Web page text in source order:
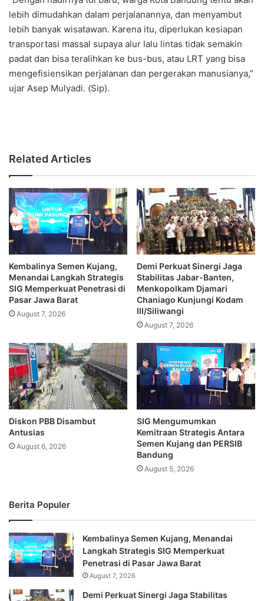
lebih dimudahkan dalam perjalanannya, dan menyambut
lebih banyak wisatawan. Karena itu, diperlukan kesiapan
transportasi massal supaya alur lalu lintas tidak semakin
padat dan bisa teralihkan ke bus-bus, atau LRT yang bisa
mengefisiensikan perjalanan dan pergerakan manusianya,”
ujar Asep Mulyadi. (Sip).
Related Articles
Kembalinya Semen Kujang,
Menandai Langkah Strategis
SIG Memperkuat Penetrasi di
Pasar Jawa Barat
August 7, 2026
Demi Perkuat Sinergi Jaga
Stabilitas Jabar-Banten,
Menkopolkam Djamari
Chaniago Kunjungi Kodam
III/Siliwangi
August 7, 2026
Diskon PBB Disambut
Antusias
August 6, 2026
SIG Mengumumkan
Kemitraan Strategis Antara
Semen Kujang dan PERSIB
Bandung
August 5, 2026
Berita Populer
Kembalinya Semen Kujang, Menandai
Langkah Strategis SIG Memperkuat
Penetrasi di Pasar Jawa Barat
August 7, 2026
Demi Perkuat Sinergi Jaga Stabilitas